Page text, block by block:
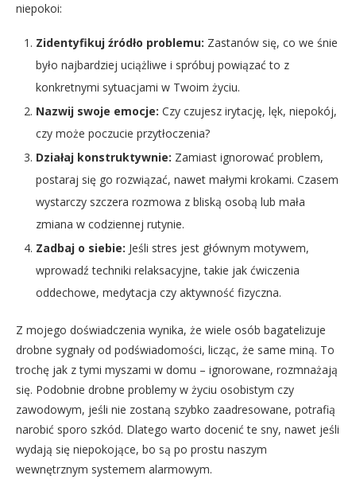
niepokoi:
Zidentyfikuj źródło problemu: Zastanów się, co we śnie
było najbardziej uciążliwe i spróbuj powiązać to z
konkretnymi sytuacjami w Twoim życiu.
Nazwij swoje emocje: Czy czujesz irytację, lęk, niepokój,
czy może poczucie przytłoczenia?
Działaj konstruktywnie: Zamiast ignorować problem,
postaraj się go rozwiązać, nawet małymi krokami. Czasem
wystarczy szczera rozmowa z bliską osobą lub mała
zmiana w codziennej rutynie.
Zadbaj o siebie: Jeśli stres jest głównym motywem,
wprowadź techniki relaksacyjne, takie jak ćwiczenia
oddechowe, medytacja czy aktywność fizyczna.
Z mojego doświadczenia wynika, że wiele osób bagatelizuje
drobne sygnały od podświadomości, licząc, że same miną. To
trochę jak z tymi myszami w domu – ignorowane, rozmnażają
się. Podobnie drobne problemy w życiu osobistym czy
zawodowym, jeśli nie zostaną szybko zaadresowane, potrafią
narobić sporo szkód. Dlatego warto docenić te sny, nawet jeśli
wydają się niepokojące, bo są po prostu naszym
wewnętrznym systemem alarmowym.